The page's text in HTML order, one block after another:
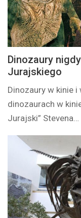
Dinozaury
Jurajskiego
Dinozaury w kinie
dinozaurach w
Jurajski” Stevena…